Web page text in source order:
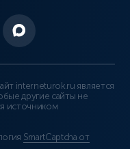
interneturok.ru является
другие сайты не
источником
SmartCaptcha от